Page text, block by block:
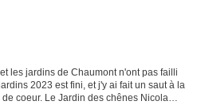
les jardins de Chaumont n'ont pas failli
2023 est fini, et j'y ai fait un saut à la
coeur. Le Jardin des chênes Nicola